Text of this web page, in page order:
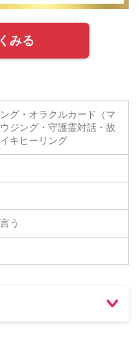
みる
グ・オラクルカード（マ
ジング・守護霊対話・故
キヒーリング
う